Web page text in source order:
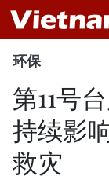
环保
第11号
持续影
救灾